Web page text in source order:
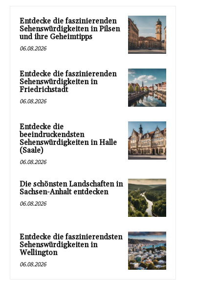
Entdecke die faszinierenden
Sehenswürdigkeiten in Pilsen
und ihre Geheimtipps
06.08.2026
Entdecke die faszinierenden
Sehenswürdigkeiten in
Friedrichstadt
06.08.2026
Entdecke die
beeindruckendsten
Sehenswürdigkeiten in Halle
(Saale)
06.08.2026
Die schönsten Landschaften in
Sachsen-Anhalt entdecken
06.08.2026
Entdecke die faszinierendsten
Sehenswürdigkeiten in
Wellington
06.08.2026